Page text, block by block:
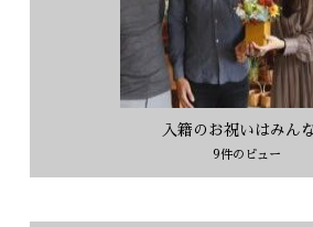
入籍のお祝いはみん
9件のビュー